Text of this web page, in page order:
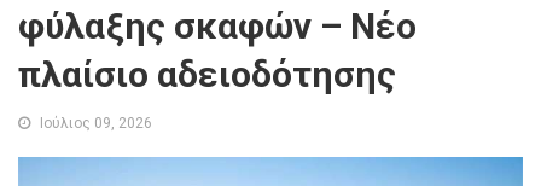
φύλαξης σκαφών – Νέο
πλαίσιο αδειοδότησης
Ιούλιος 09, 2026